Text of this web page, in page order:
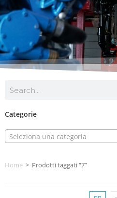
Categorie
Seleziona una categoria
Home > Prodotti taggati “7”